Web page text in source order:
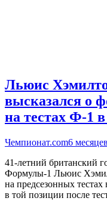
Льюис
высказался о
на тестах Ф-1
Чемпионат.com6
41-летний британский
Формулы-1 Льюис
на предсезонных
в той позиции после